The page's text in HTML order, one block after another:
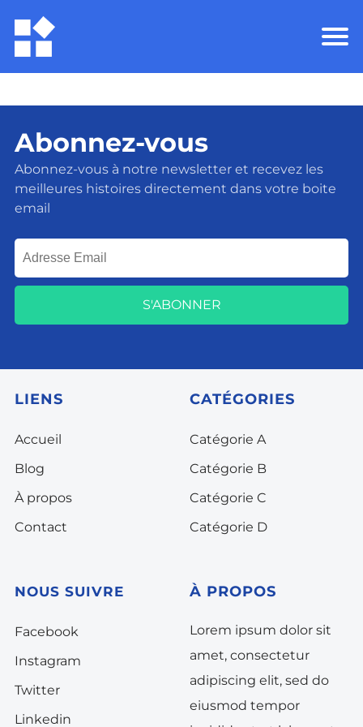
Abonnez-vous
Abonnez-vous à notre newsletter et recevez les
meilleures histoires directement dans votre boite
email
S'ABONNER
LIENS
Accueil
Blog
À propos
Contact
CATÉGORIES
Catégorie A
Catégorie B
Catégorie C
Catégorie D
NOUS SUIVRE
Facebook
Instagram
Twitter
Linkedin
À PROPOS
Lorem ipsum dolor sit
amet, consectetur
adipiscing elit, sed do
eiusmod tempor